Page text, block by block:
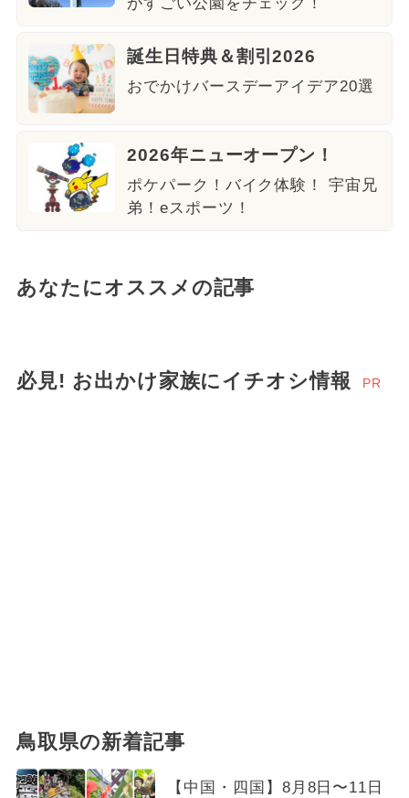
誕生日特典＆割引2026
おでかけバースデーアイデア20選
2026年ニューオープン！
ポケパーク！バイク体験！ 宇宙兄
弟！eスポーツ！
あなたにオススメの記事
必見! お出かけ家族にイチオシ情報 PR
鳥取県の新着記事
【中国・四国】8月8日〜11日